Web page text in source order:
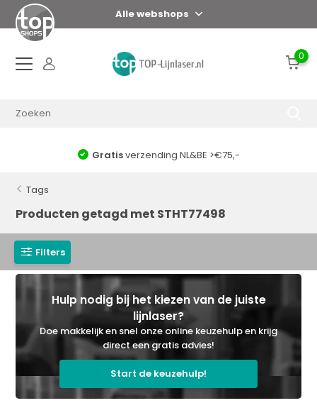
Alle webshops
0
Gratisverzending NL&BE >€75,-
Tags
Producten getagd met STHT77498
Filters
Hulp nodig bij het kiezen van de juiste
lijnlaser?
Doe makkelijk en snel onze online keuzehulp en krijg
direct een gratis advies!
Start de keuzehulp!